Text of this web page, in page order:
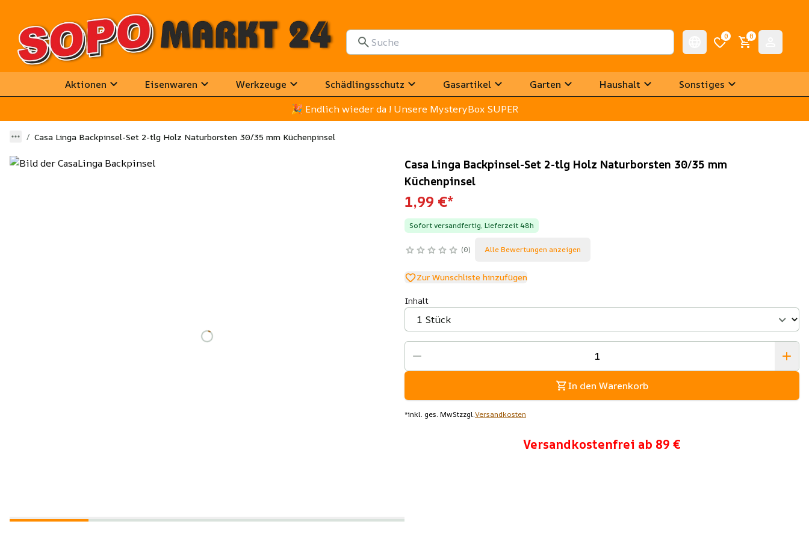
0 0
Aktionen Eisenwaren Werkzeuge Schädlingsschutz Gasartikel Garten Haushalt
Sonstiges
🎉 Endlich wieder da ! Unsere MysteryBox SUPER
Casa Linga Backpinsel-Set 2-tlg Holz Naturborsten 30/35 mm Küchenpinsel
Casa Linga Backpinsel-Set 2-tlg Holz Naturborsten 30/35 mm
Küchenpinsel
1,99 €*
Sofort versandfertig, Lieferzeit 48h
0 Alle Bewertungen anzeigen
Zur Wunschliste hinzufügen
Inhalt
In den Warenkorb
*inkl. ges. MwStzzgl.Versandkosten
Versandkostenfrei ab 89 €